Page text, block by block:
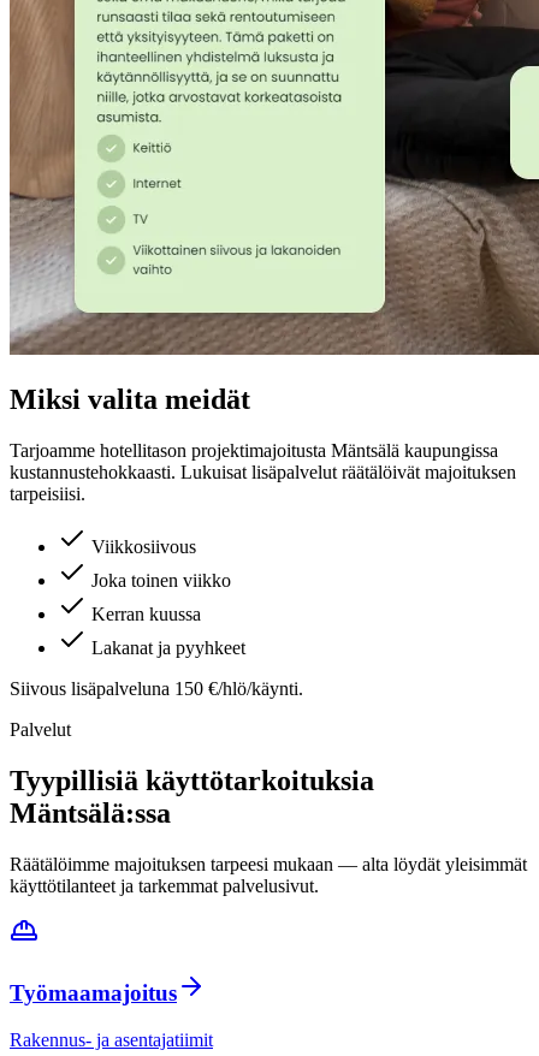
Miksi valita meidät
Tarjoamme hotellitason projektimajoitusta Mäntsälä kaupungissa
kustannustehokkaasti. Lukuisat lisäpalvelut räätälöivät majoituksen
tarpeisiisi.
Viikkosiivous
Joka toinen viikko
Kerran kuussa
Lakanat ja pyyhkeet
Siivous lisäpalveluna 150 €/hlö/käynti.
Palvelut
Tyypillisiä käyttötarkoituksia
Mäntsälä:ssa
Räätälöimme majoituksen tarpeesi mukaan — alta löydät yleisimmät
käyttötilanteet ja tarkemmat palvelusivut.
Työmaamajoitus
Rakennus- ja asentajatiimit